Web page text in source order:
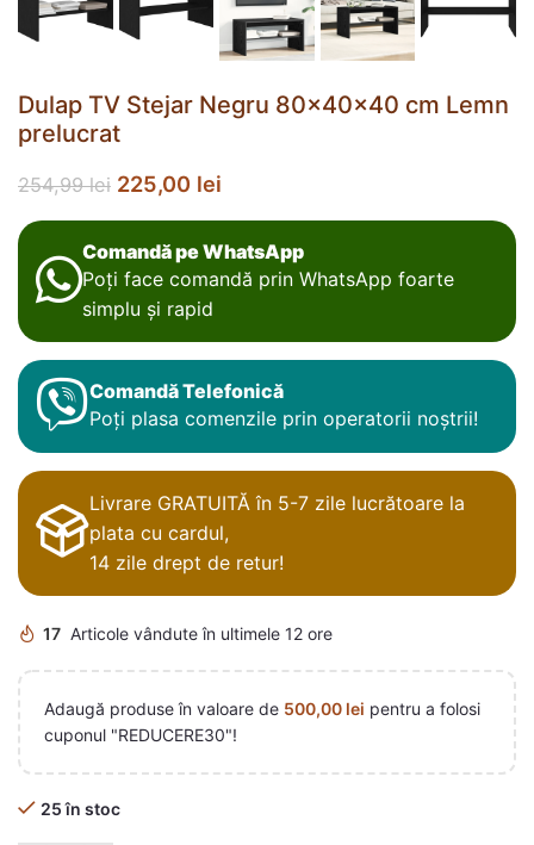
Dulap TV Stejar Negru 80x40x40 cm Lemn
prelucrat
254,99lei 225,00 lei
Comandă pe WhatsApp
Poți face comandă prin WhatsApp foarte
simplu și rapid
Comandă Telefonică
Poți plasa comenzile prin operatorii noștrii!
Livrare GRATUITĂ în 5-7 zile lucrătoare la
plata cu cardul,
14 zile drept de retur!
17 Articole vândute în ultimele 12 ore
Adaugă produse în valoare de 500,00 lei pentru a folosi
cuponul "REDUCERE30"!
25 în stoc